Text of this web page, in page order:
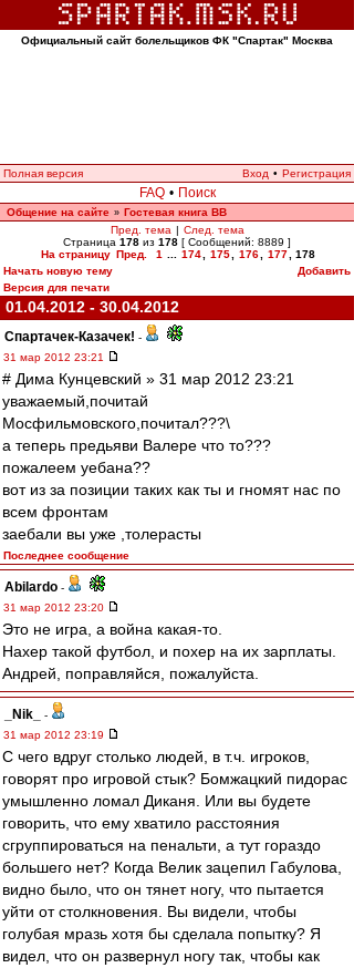
Официальный сайт болельщиков ФК "Спартак" Москва
Полная версия Вход • Регистрация
FAQ • Поиск
Общение на сайте » Гостевая книга ВВ
Пред. тема | След. тема
Страница 178 из 178 [ Сообщений: 8889 ]
На страницу Пред. 1 174 175 176 177
178
Начать новую тему
Добавить
Версия для печати
01.04.2012 - 30.04.2012
Спартачек-Казачек! -
31 мар 2012 23:21
# Дима Кунцевский » 31 мар 2012 23:21
уважаемый,почитай
Мосфильмовского,почитал???\
а теперь предьяви Валере что то???
пожалеем уебана??
вот из за позиции таких как ты и гномят нас по
всем фронтам
заебали вы уже ,толерасты
Последнее сообщение
Abilardo -
31 мар 2012 23:20
Это не игра, а война какая-то.
Нахер такой футбол, и похер на их зарплаты.
Андрей, поправляйся, пожалуйста.
_Nik_
-
31 мар 2012 23:19
С чего вдруг столько людей, в т.ч. игроков,
говорят про игровой стык? Бомжацкий пидорас
умышленно ломал Диканя. Или вы будете
говорить, что ему хватило расстояния
сгруппироваться на пенальти, а тут гораздо
большего нет? Когда Велик зацепил Габулова,
видно было, что он тянет ногу, что пытается
уйти от столкновения. Вы видели, чтобы
голубая мразь хотя бы сделала попытку? Я
видел, что он развернул ногу так, чтобы как